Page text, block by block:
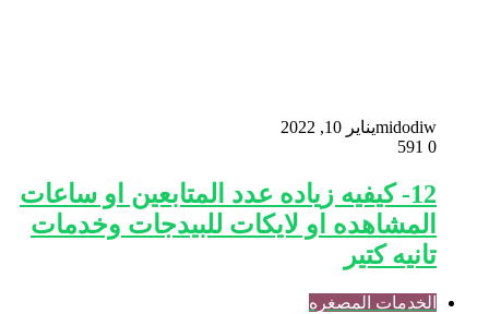
midodiwيناير 10, 2022
0
12- كيفيه زياده عدد المتابعين او ساعات
المشاهده او لايكات للبيدجات وخدمات
تانيه كتير
الخدمات المصغره